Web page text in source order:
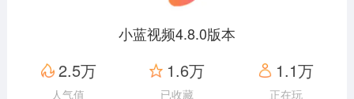
赛车竞速
3632款应用
卡牌对战
2052款应用
体育运动
1280款应用
小蓝视频4.8.0版本
2.5万
人气值
1.6万
已收藏
1.1万
正在玩